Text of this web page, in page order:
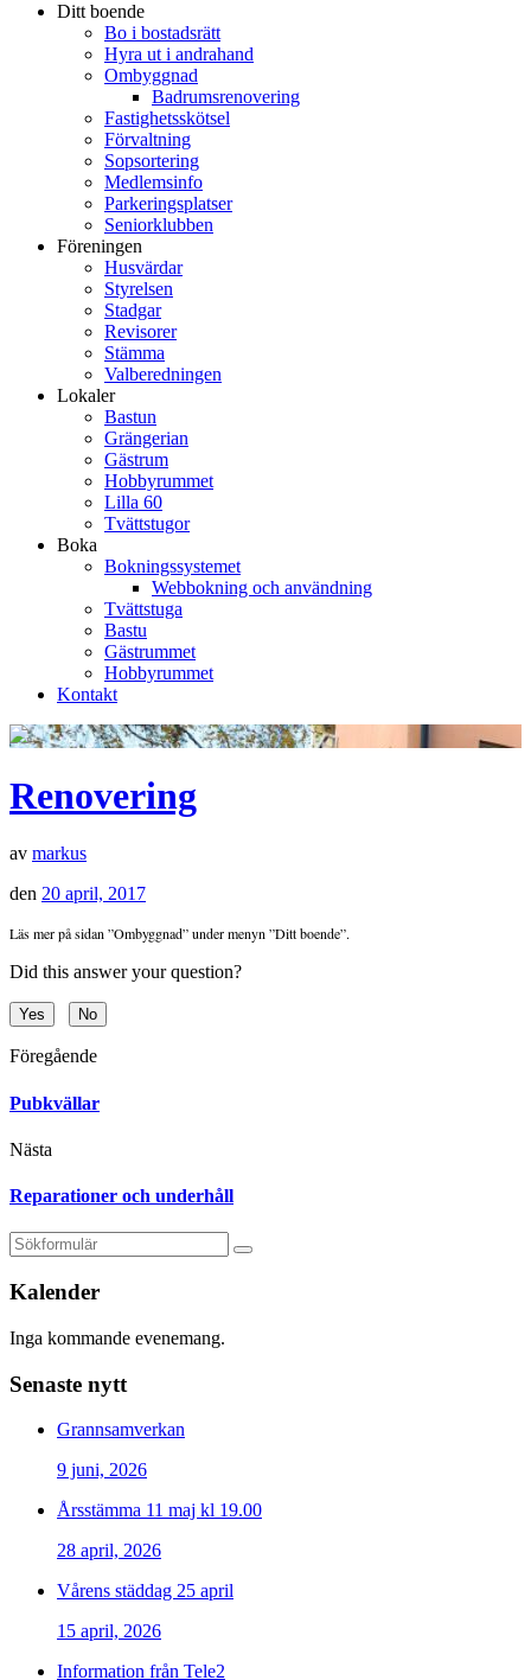
Ditt boende
Bo i bostadsrätt
Hyra ut i andrahand
Ombyggnad
Badrumsrenovering
Fastighetsskötsel
Förvaltning
Sopsortering
Medlemsinfo
Parkeringsplatser
Seniorklubben
Föreningen
Husvärdar
Styrelsen
Stadgar
Revisorer
Stämma
Valberedningen
Lokaler
Bastun
Grängerian
Gästrum
Hobbyrummet
Lilla 60
Tvättstugor
Boka
Bokningssystemet
Webbokning och användning
Tvättstuga
Bastu
Gästrummet
Hobbyrummet
Kontakt
Renovering
av markus
den 20 april, 2017
Läs mer på sidan ”Ombyggnad” under menyn ”Ditt boende”.
Did this answer your question?
Yes No
Föregående
Pubkvällar
Nästa
Reparationer och underhåll
Kalender
Inga kommande evenemang.
Senaste nytt
Grannsamverkan
9 juni, 2026
Årsstämma 11 maj kl 19.00
28 april, 2026
Vårens städdag 25 april
15 april, 2026
Information från Tele2